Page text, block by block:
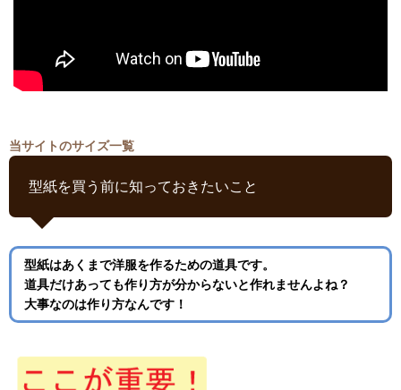
当サイトのサイズ一覧
型紙を買う前に知っておきたいこと
型紙はあくまで洋服を作るための道具です。
道具だけあっても作り方が分からないと作れませんよね？
大事なのは作り方なんです！